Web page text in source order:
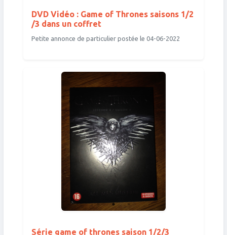
DVD Vidéo : Game of Thrones saisons 1/2
/3 dans un coffret
Petite annonce de particulier postée le 04-06-2022
Série game of thrones saison 1/2/3